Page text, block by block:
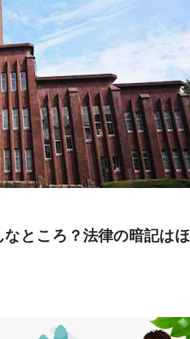
なところ？法律の暗記はほ